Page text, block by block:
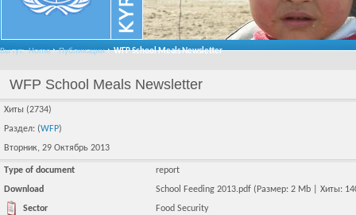
Вы тут: Home Публикации WFP School Meals Newsletter
WFP School Meals Newsletter
Хиты (2734)
Раздел: (WFP)
Вторник, 29 Октябрь 2013
Type of document
report
Download
School Feeding 2013.pdf (Размер: 2 Mb | Хиты:
Sector Food Security